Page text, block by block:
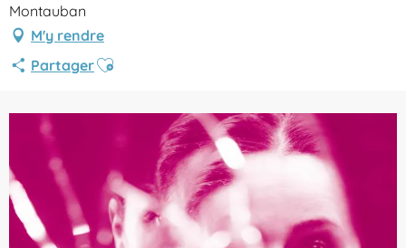
Montauban
M'y rendre
PartagerAjouter aux favoris